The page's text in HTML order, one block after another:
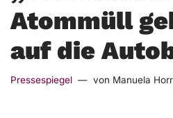
Atommüll
auf die
Pressespiegel von Manuela